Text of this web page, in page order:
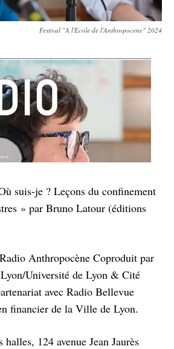
Festival "A l'Ecole de l'Anthropocene" 2024
suis-je ? Leçons du confinement
» par Bruno Latour (éditions
Anthropocène Coproduit par
Université de Lyon & Cité
avec Radio Bellevue
financier de la Ville de Lyon.
124 avenue Jean Jaurès